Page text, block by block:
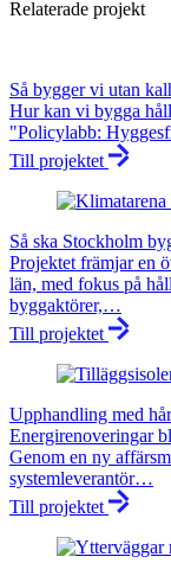
Relaterade projekt
Så bygger vi utan
Hur kan vi bygga
"Policylabb:
Till projektet
Så ska Stockholm
Projektet främjar en
län, med fokus på
byggaktörer,…
Till projektet
Upphandling med
Energirenoveringar
Genom en ny
systemleverantör…
Till projektet